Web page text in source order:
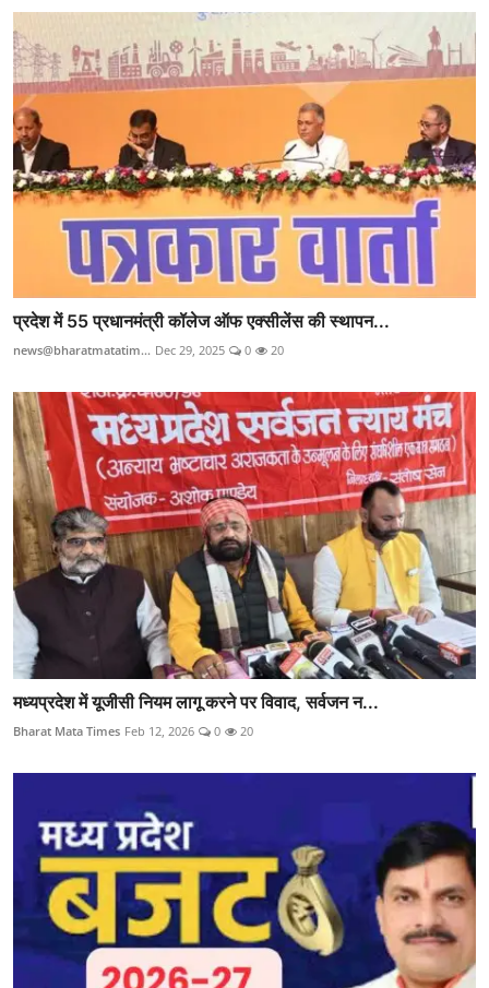
प्रदेश में 55 प्रधानमंत्री कॉलेज ऑफ एक्सीलेंस की स्थापन...
news@bharatmatatim... Dec 29, 2025 0 20
मध्यप्रदेश में यूजीसी नियम लागू करने पर विवाद, सर्वजन न...
Bharat Mata Times Feb 12, 2026 0 20